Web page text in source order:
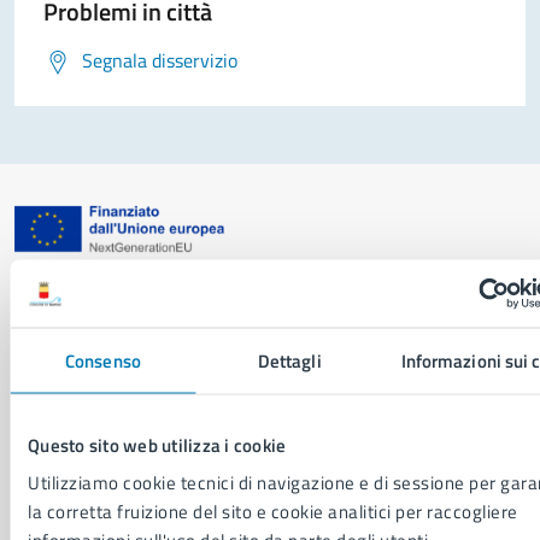
Consenso Dettagli Informazioni sui
Questo sito web utilizza i cookie
Utilizziamo cookie tecnici di navigazione e di sessione per
la corretta fruizione del sito e cookie analitici per raccogliere
Problemi in città
Segnala disservizio
AMMINISTRAZIONE
Organi di governo
Municipalità
Uffici
Enti e fondazioni